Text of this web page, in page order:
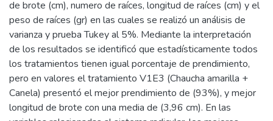
de brote (cm), numero de raíces, longitud de raíces (cm) y el
peso de raíces (gr) en las cuales se realizó un análisis de
varianza y prueba Tukey al 5%. Mediante la interpretación
de los resultados se identificó que estadísticamente todos
los tratamientos tienen igual porcentaje de prendimiento,
pero en valores el tratamiento V1E3 (Chaucha amarilla +
Canela) presentó el mejor prendimiento de (93%), y mejor
longitud de brote con una media de (3,96 cm). En las